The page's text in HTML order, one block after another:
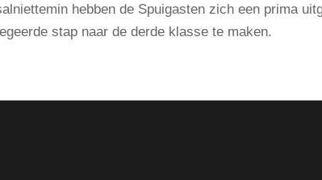
hebben de Spuigasten zich een prima
stap naar de derde klasse te maken.